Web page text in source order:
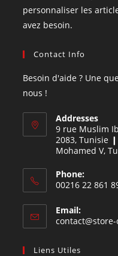
personnaliser les
avez besoin.
Contact Info
Besoin d'aide ? Une
nous !
Addresses
9 rue Muslim
2083, Tunisie
Mohamed V,
Phone:
00216 22 861
Email:
Liens Utiles